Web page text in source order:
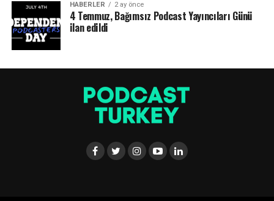
HABERLER 2 ay önce
4 Temmuz, Bağımsız Podcast Yayıncıları Günü
ilan edildi